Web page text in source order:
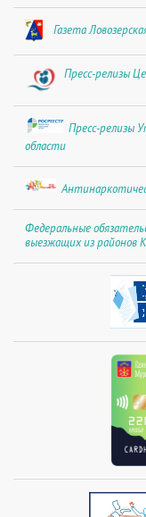
Газета
Пресс-релизы
Пресс-релизы
области
Федеральные
выезжащих из районов